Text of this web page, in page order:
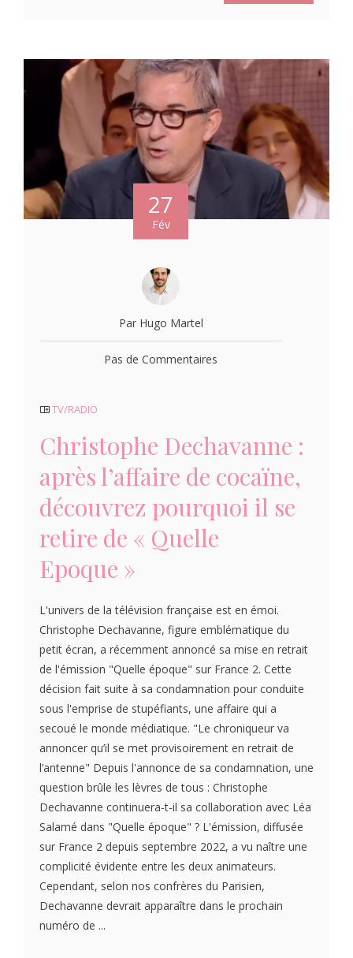
27
Fév
Par Hugo Martel
Pas de Commentaires
TV/RADIO
Christophe Dechavanne :
après l’affaire de cocaïne,
découvrez pourquoi il se
retire de « Quelle
Epoque »
L'univers de la télévision française est en émoi.
Christophe Dechavanne, figure emblématique du
petit écran, a récemment annoncé sa mise en retrait
de l'émission "Quelle époque" sur France 2. Cette
décision fait suite à sa condamnation pour conduite
sous l'emprise de stupéfiants, une affaire qui a
secoué le monde médiatique. "Le chroniqueur va
annoncer qu’il se met provisoirement en retrait de
l’antenne" Depuis l'annonce de sa condamnation, une
question brûle les lèvres de tous : Christophe
Dechavanne continuera-t-il sa collaboration avec Léa
Salamé dans "Quelle époque" ? L'émission, diffusée
sur France 2 depuis septembre 2022, a vu naître une
complicité évidente entre les deux animateurs.
Cependant, selon nos confrères du Parisien,
Dechavanne devrait apparaître dans le prochain
numéro de ...